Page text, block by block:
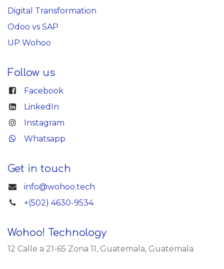
Digital Transformation
Odoo vs SAP
UP Wohoo
Follow us
Facebook
LinkedIn
Instagram
Whatsapp
Get in touch
info@wohoo.tech
+(502) 4630-9534
Wohoo! Technology
12 Calle a 21-65 Zona 11, Guatemala, Guatemala